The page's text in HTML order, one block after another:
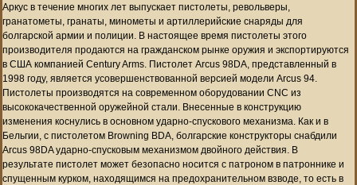
Аркус в течение многих лет выпускает пистолеты, револьверы,
гранатометы, гранаты, минометы и артиллерийские снаряды для
болгарской армии и полиции. В настоящее время пистолеты этого
производителя продаются на гражданском рынке оружия и экспортируются
в США компанией Century Arms. Пистолет Arcus 98DA, представленный в
1998 году, является усовершенствованной версией модели Arcus 94.
Пистолеты производятся на современном оборудовании CNC из
высококачественной оружейной стали. Внесенные в конструкцию
изменения коснулись в основном ударно-спускового механизма. Как и в
Бельгии, с пистолетом Browning BDA, болгарские конструкторы снабдили
Arcus 98DA ударно-спусковым механизмом двойного действия. В
результате пистолет может безопасно носится с патроном в патроннике и
спущенным курком, находящимся на предохранительном взводе, то есть в